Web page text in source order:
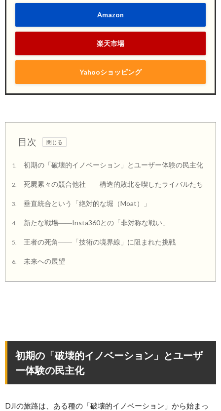
Amazon
楽天市場
Yahooショッピング
目次
1. 初期の「破壊的イノベーション」とユーザー体験の民主化
2. 死屍累々の競合他社――構造的敗北を喫したライバルたち
3. 垂直統合という「絶対的な堀（Moat）」
4. 新たな戦場――Insta360との「非対称な戦い」
5. 王者の死角――「技術の境界線」に阻まれた挑戦
6. 未来への展望
初期の「破壊的イノベーション」とユーザ
ー体験の民主化
DJIの旅路は、ある種の「破壊的イノベーション」から始まっ